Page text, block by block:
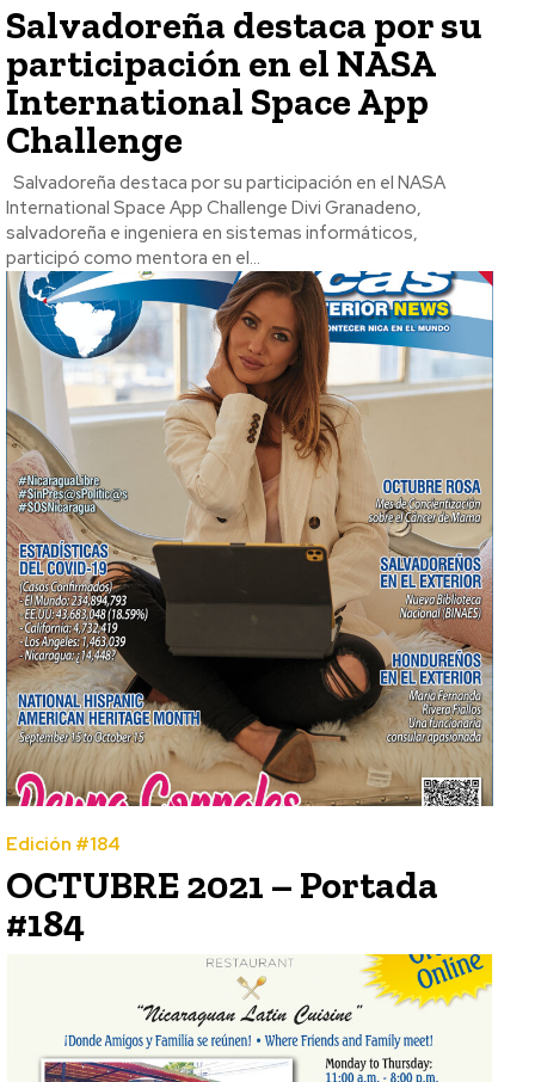
Salvadoreña destaca por su
participación en el NASA
International Space App
Challenge
Salvadoreña destaca por su participación en el NASA
International Space App Challenge Divi Granadeno,
salvadoreña e ingeniera en sistemas informáticos,
participó como mentora en el...
Edición #184
OCTUBRE 2021 – Portada
#184